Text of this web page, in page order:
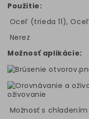
Použitie:
Oceľ (trieda 11),
Nerez
Možnosť aplikácie:
oživovanie
Možnosť s